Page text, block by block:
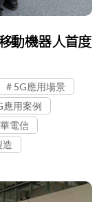
動機器人首度
5G應用場景
應用案例
電信
造